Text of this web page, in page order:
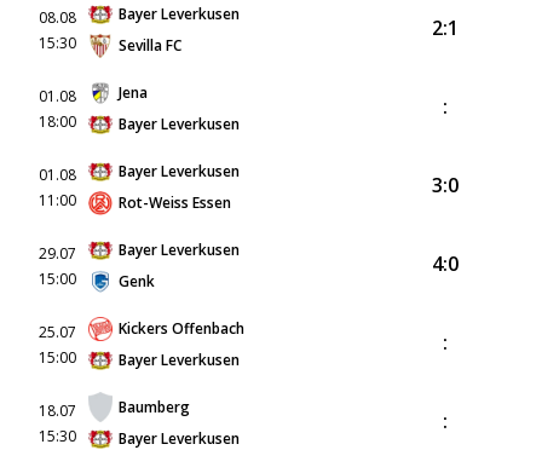
08.08
15:30
Bayer Leverkusen
Sevilla FC
2:1
01.08
18:00
Jena
Bayer Leverkusen
:
01.08
11:00
Bayer Leverkusen
Rot-Weiss Essen
3:0
29.07
15:00
Bayer Leverkusen
Genk
4:0
25.07
15:00
Kickers Offenbach
Bayer Leverkusen
:
18.07
15:30
Baumberg
Bayer Leverkusen
: